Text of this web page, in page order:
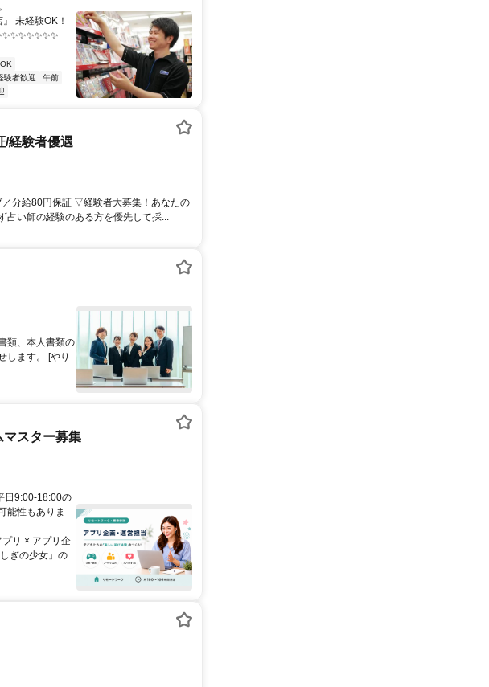
』 未経験OK！
験者歓迎
午前
/経験者優遇
分給80円保証 ▽経験者大募集！あなたの
占い師の経験のある方を優先して採...
類、本人書類の
します。 [やり
マスター募集
日9:00-18:00の
能性もありま
プリ × アプリ企
ぎの少女」の